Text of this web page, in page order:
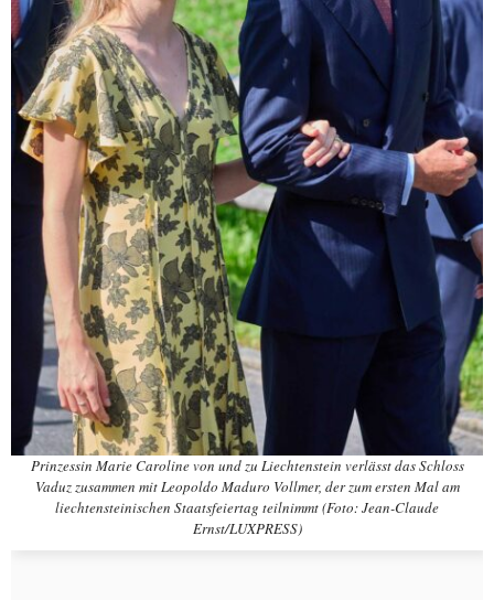
Prinzessin Marie Caroline von und zu Liechtenstein verlässt das Schloss
Vaduz zusammen mit Leopoldo Maduro Vollmer, der zum ersten Mal am
liechtensteinischen Staatsfeiertag teilnimmt (Foto: Jean-Claude
Ernst/LUXPRESS)